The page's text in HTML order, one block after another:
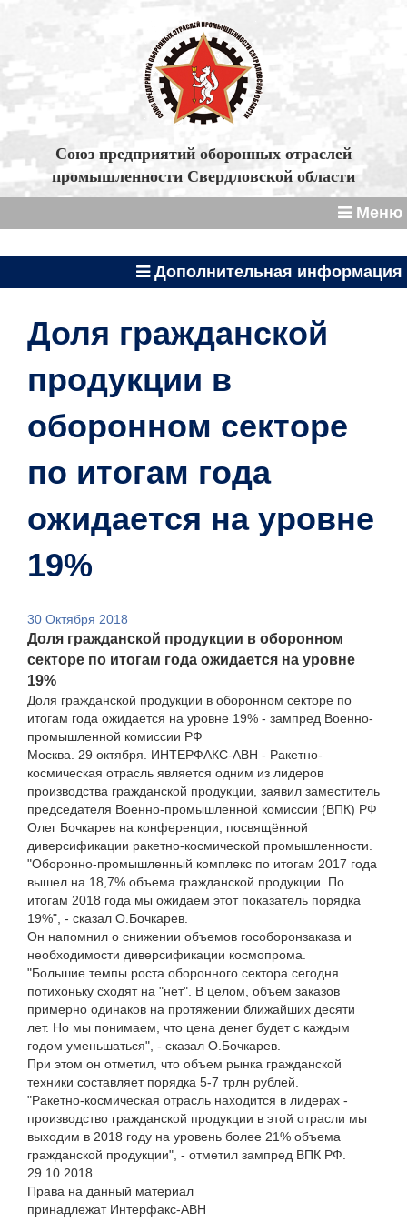
Союз предприятий оборонных отраслей
промышленности Свердловской области
Меню
Дополнительная информация
Доля гражданской
продукции в
оборонном секторе
по итогам года
ожидается на уровне
19%
30 Октября 2018
Доля гражданской продукции в оборонном
секторе по итогам года ожидается на уровне
19%
Доля гражданской продукции в оборонном секторе по
итогам года ожидается на уровне 19% - зампред Военно-
промышленной комиссии РФ
Москва. 29 октября. ИНТЕРФАКС-АВН - Ракетно-
космическая отрасль является одним из лидеров
производства гражданской продукции, заявил заместитель
председателя Военно-промышленной комиссии (ВПК) РФ
Олег Бочкарев на конференции, посвящённой
диверсификации ракетно-космической промышленности.
"Оборонно-промышленный комплекс по итогам 2017 года
вышел на 18,7% объема гражданской продукции. По
итогам 2018 года мы ожидаем этот показатель порядка
19%", - сказал О.Бочкарев.
Он напомнил о снижении объемов гособоронзаказа и
необходимости диверсификации космопрома.
"Большие темпы роста оборонного сектора сегодня
потихоньку сходят на "нет". В целом, объем заказов
примерно одинаков на протяжении ближайших десяти
лет. Но мы понимаем, что цена денег будет с каждым
годом уменьшаться", - сказал О.Бочкарев.
При этом он отметил, что объем рынка гражданской
техники составляет порядка 5-7 трлн рублей.
"Ракетно-космическая отрасль находится в лидерах -
производство гражданской продукции в этой отрасли мы
выходим в 2018 году на уровень более 21% объема
гражданской продукции", - отметил зампред ВПК РФ.
29.10.2018
Права на данный материал
принадлежат Интерфакс-АВН